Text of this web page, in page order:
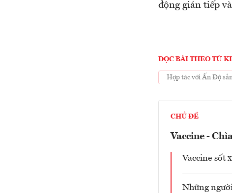
động gián tiếp
ĐỌC BÀI THEO TỪ
Hợp tác với Ấn Độ
CHỦ ĐỀ
Vaccine -
Vaccine sốt
Những